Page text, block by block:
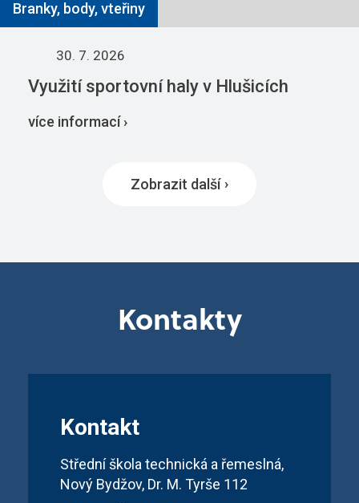
Branky, body, vteřiny
30. 7. 2026
Využití sportovní haly v Hlušicích
více informací ›
Zobrazit další
Kontakty
Kontakt
Střední škola technická a řemeslná,
Nový Bydžov, Dr. M. Tyrše 112